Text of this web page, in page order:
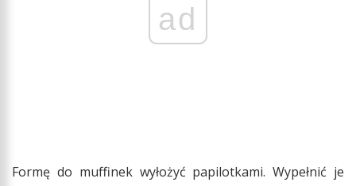
ad
Formę do muffinek wyłożyć papilotkami. Wypełnić je